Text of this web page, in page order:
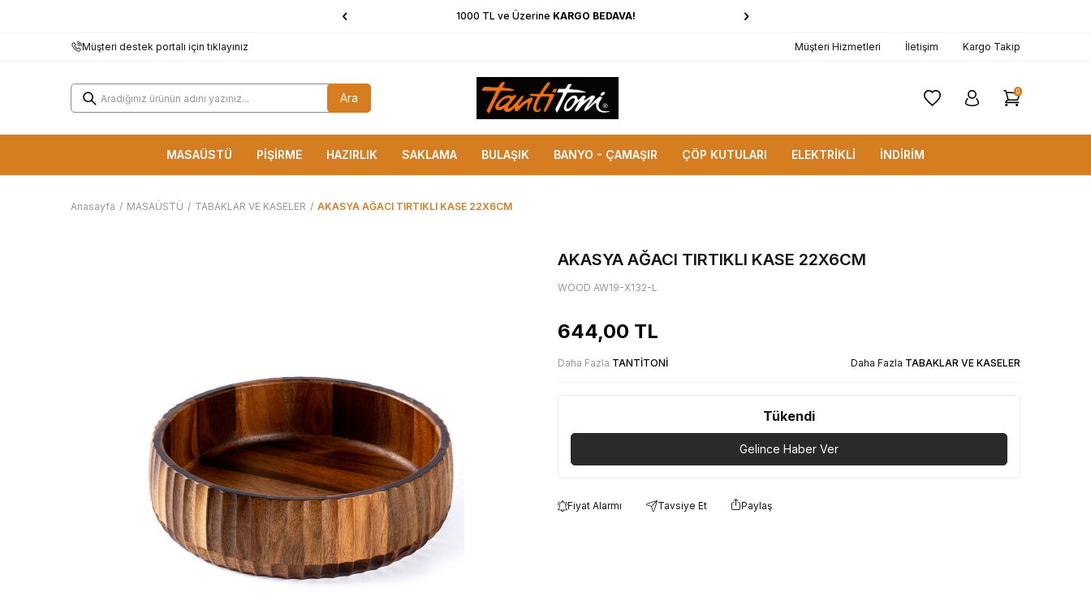
1000 TL ve Üzerine KARGO BEDAVA!
Müşteri destek portalı için tıklayınız Müşteri Hizmetleri İletişim Kargo Takip
Ara 0
MASAÜSTÜ PİŞİRME HAZIRLIK SAKLAMA BULAŞIK BANYO - ÇAMAŞIR ÇÖP KUTULARI ELEKTRİKLİ İNDİRİM
Anasayfa / MASAÜSTÜ / TABAKLAR VE KASELER / AKASYA AĞACI TIRTIKLI KASE 22X6CM
AKASYA AĞACI TIRTIKLI KASE 22X6CM
WOOD AW19-X132-L
644,00 TL
Daha Fazla TANTİTONİ Daha Fazla TABAKLAR VE KASELER
Tükendi
Gelince Haber Ver
Fiyat Alarmı Tavsiye Et Paylaş